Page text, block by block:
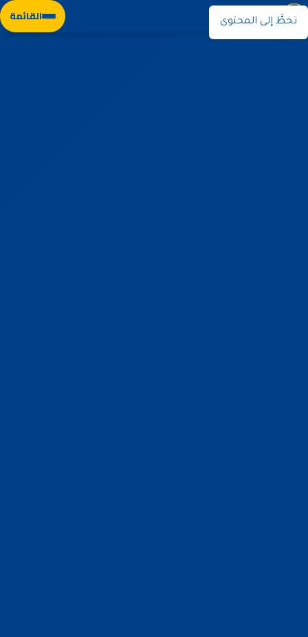
تخطَّ إلى المحتوى القائمة نوران